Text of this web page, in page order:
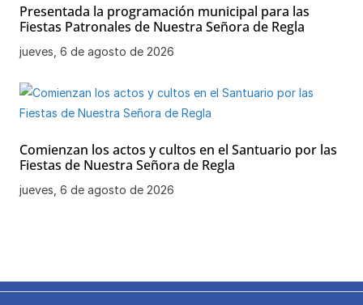
Presentada la programación municipal para las
Fiestas Patronales de Nuestra Señora de Regla
jueves, 6 de agosto de 2026
Comienzan los actos y cultos en el Santuario por las
Fiestas de Nuestra Señora de Regla
jueves, 6 de agosto de 2026